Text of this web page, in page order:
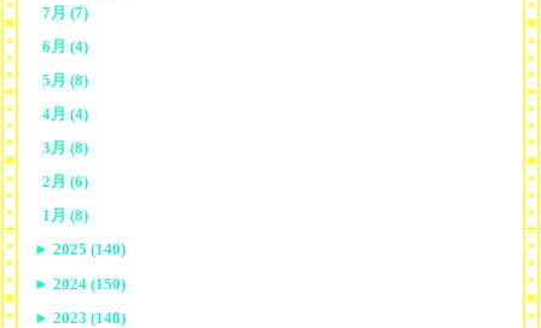
7月 (7)
6月 (4)
5月 (8)
4月 (4)
3月 (8)
2月 (6)
1月 (8)
► 2025 (140)
► 2024 (150)
► 2023 (148)